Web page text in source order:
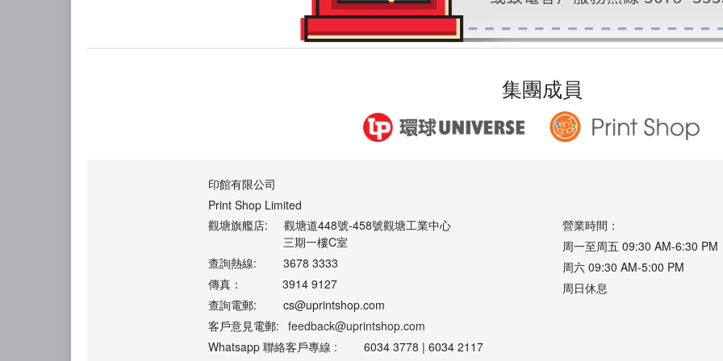
集團成員
印館有限公司
Print Shop Limited
觀塘旗艦店:
觀塘道448號-458號觀塘工業中心
三期一樓C室
查詢熱線:
3678 3333
傳真：
3914 9127
查詢電郵:
cs@uprintshop.com
客戶意見電郵: feedback@uprintshop.com
Whatsapp 聯絡客戶專線 :
6034 3778 | 6034 2117
營業時間：
周一至周五 09:30 AM-6:30 PM
周六 09:30 AM-5:00 PM
周日休息